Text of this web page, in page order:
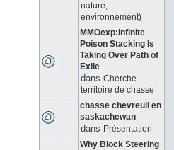
nature,
environnement)
MMOexp:Infinite
Poison Stacking Is
Taking Over Path of
Exile
dans Cherche
territoire de chasse
chasse chevreuil en
saskachewan
dans Présentation
Why Block Steering